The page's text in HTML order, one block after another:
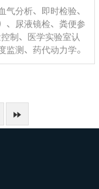
气分析、即时检验、
、尿液镜检、粪便参
制、医学实验室认
监测、药代动力学。